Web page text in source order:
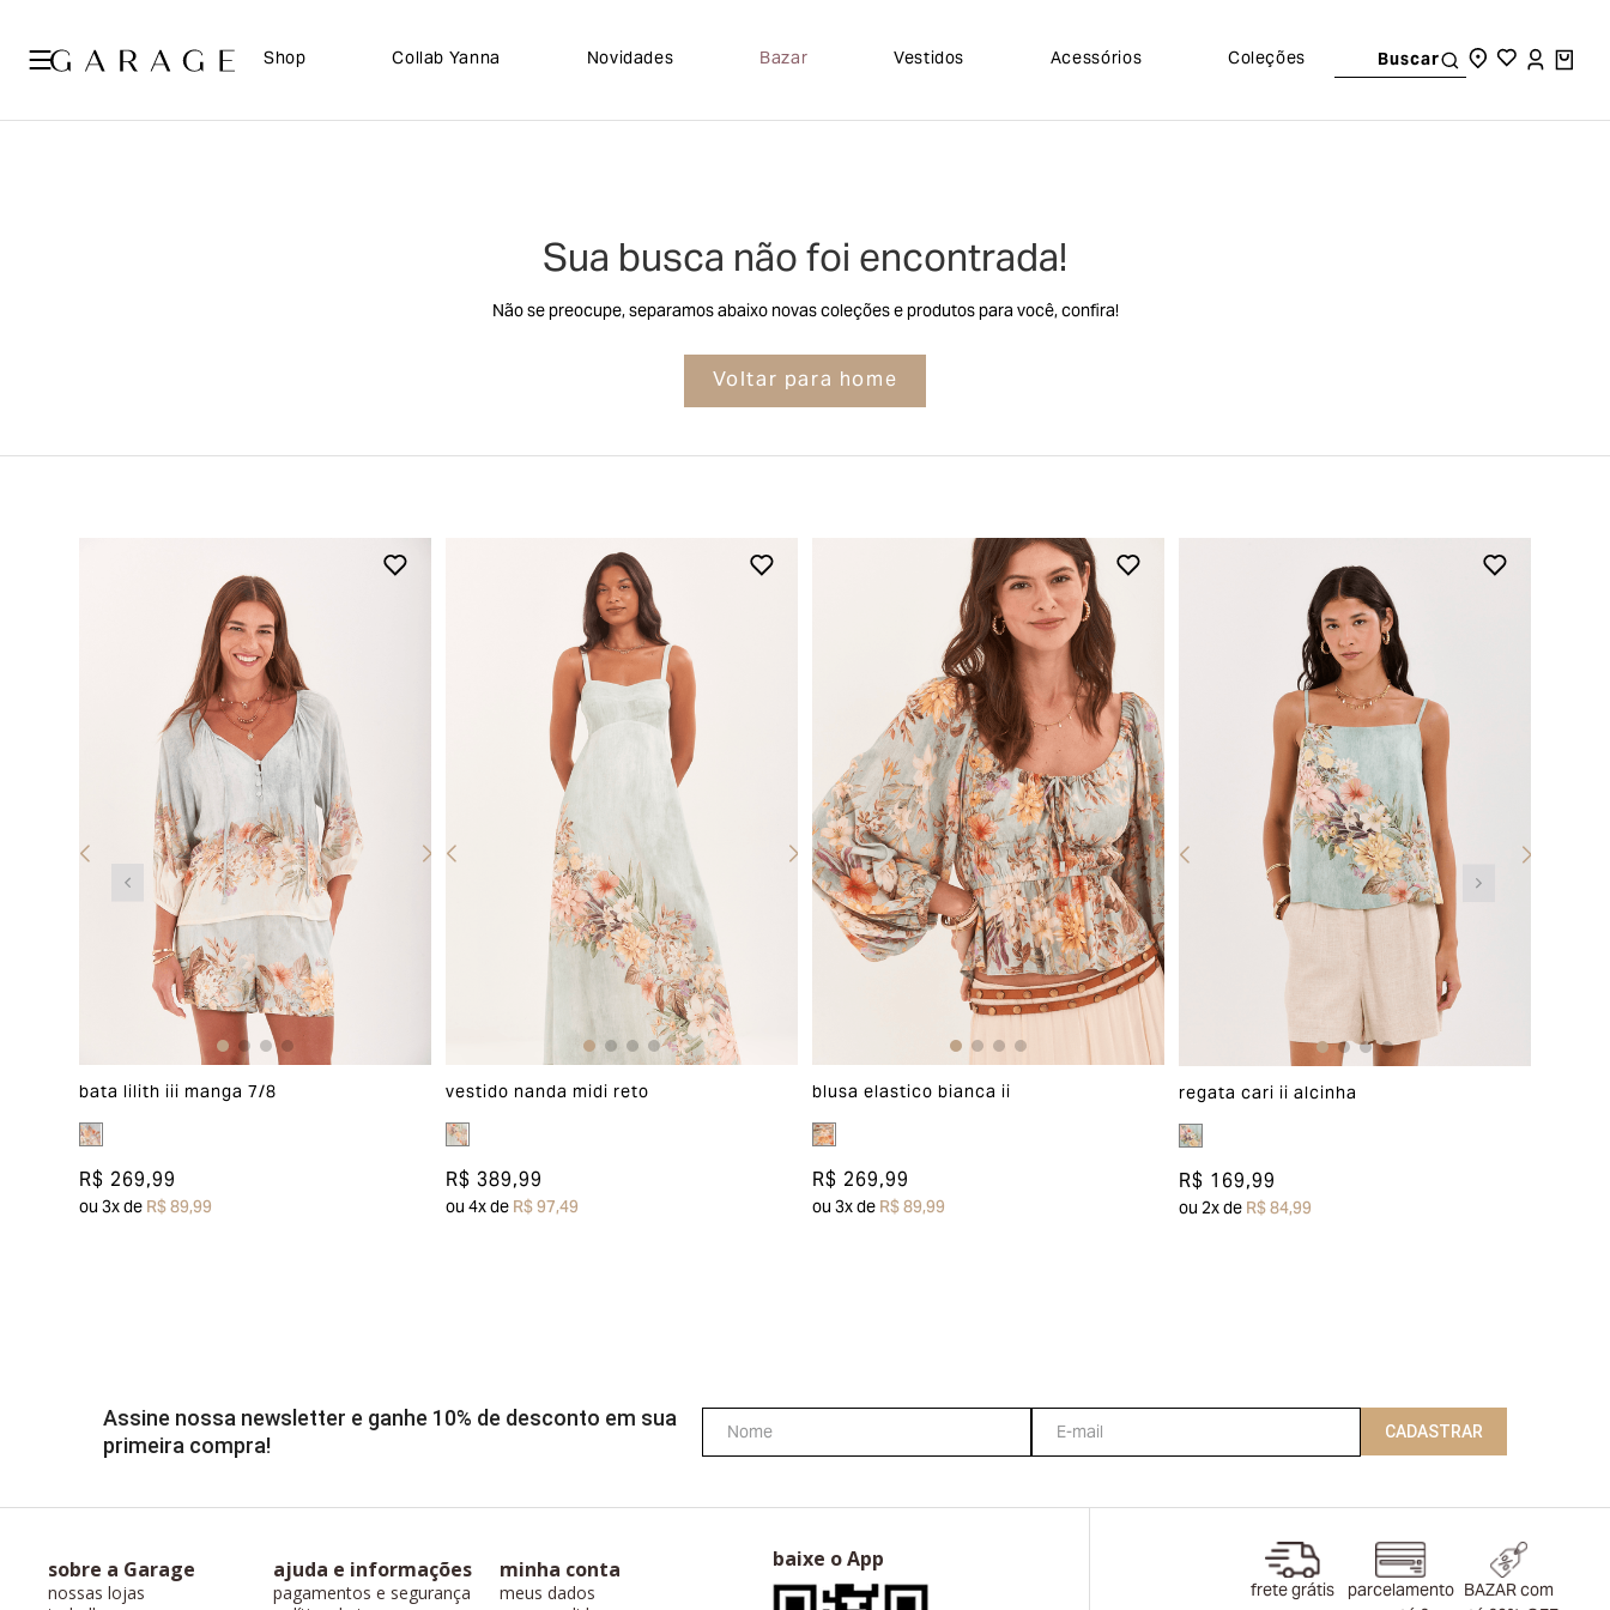
Shop Collab Yanna Novidades Bazar Vestidos Acessórios Coleções Buscar
Sua busca não foi encontrada!
Não se preocupe, separamos abaixo novas coleções e produtos para você, confira!
Voltar para home
bata lilith iii manga 7/8
R$ 269,99
ou3x deR$ 89,99
vestido nanda midi reto
R$ 389,99
ou4x deR$ 97,49
blusa elastico bianca ii
R$ 269,99
ou3x deR$ 89,99
regata cari ii alcinha
R$ 169,99
ou2x deR$ 84,99
Assine nossa newsletter e ganhe 10% de desconto em sua
primeira compra!
CADASTRAR
sobre a Garage
nossas lojas
ajuda e informações
pagamentos e segurança
minha conta
meus dados
baixe o App
frete grátis parcelamento BAZAR com